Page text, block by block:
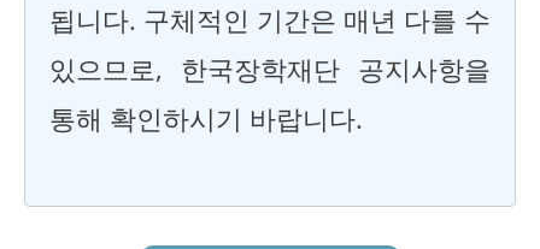
됩니다. 구체적인 기간은 매년 다를 수
있으므로, 한국장학재단 공지사항을
통해 확인하시기 바랍니다.